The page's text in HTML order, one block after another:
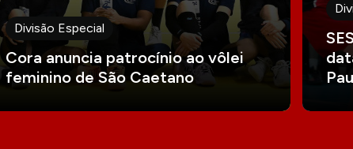
Divisão Especial
Cora anuncia patrocínio ao vôlei
feminino de São Caetano